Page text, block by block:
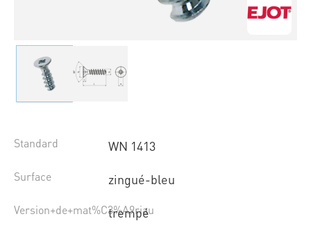
Standard WN 1413
Surface zingué-bleu
Version+de+mat%C3%A9riau
trempé